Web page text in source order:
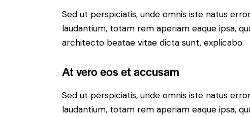
Sed ut perspiciatis, unde omnis iste natus
laudantium, totam rem aperiam eaque ipsa,
architecto beatae vitae dicta sunt, explicabo.
At vero eos et accusam
Sed ut perspiciatis, unde omnis iste natus
laudantium, totam rem aperiam eaque ipsa,